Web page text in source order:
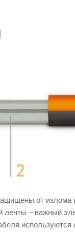
от излома
– важный